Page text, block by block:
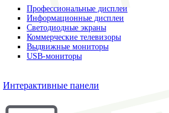
Профессиональные дисплеи
Информационные дисплеи
Светодиодные экраны
Коммерческие телевизоры
Выдвижные мониторы
USB-мониторы
Интерактивные панели